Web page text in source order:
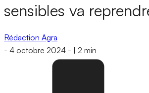
sensibles va
Rédaction Agra
- 4 octobre 2024 - 2 min